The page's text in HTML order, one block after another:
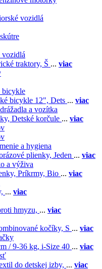
vozidlá
vozidlá
traktory, Š ... viac
bicykle
bicykle 12", Dets ... viac
a vozítka
Detské korčule ... viac
a hygiena
plienky, Jeden ... viac
a výživa
Príkrmy, Bio ... viac
... viac
hmyzu, ... viac
kočíky, S ... viac
/ 9-36 kg, i-Size 40 ... viac
do detskej izby, ... viac